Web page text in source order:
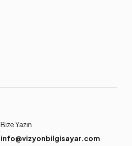
Bize Yazın
info@vizyonbilgisayar.com